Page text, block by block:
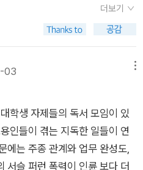
#미스터리 #소설리뷰 #소설추
먹기 #책리뷰 #책추천 #엘릭
이면 완전 뼈말라라고. 오십오
인데, 님 실수하신 겁니다. '풍
십오 킬로그램이 풍만하고 통통
ㅋㅋㅋㅋㅋㅋㅋㅋㅋㅋㅋㅋㅋㅋ
아 우리가 함께 즐길 수 있는 옛
데 진짜 극강의 행복이 ㅠㅠ 나
가 달리기를 하기로 했고 다들
, 남동생은 좀 더 쉬고 싶다고
나 강을 옆에 두고 달렸다. ㅋ
데 뛰면서 찍어가지고 그림자
ㅋㅋㅋㅋ크하하하호치민에서
숙소 와서 씻고 호텔 조식 먹고
은 하도 걸어서 안뛰어도 될 것
을 두려워하지 않을 수 있겠는
통스러운 곳이라 한다. 그렇다
을 것이다. 고다이지가 한눈에
, 그 구석방을 차지한 나는 그곳
어야 할 시간은 사라졌고, 다른
나는 날마다 먹고, 자고, 흐느껴
이라 부르는 건 알맞지 않은 것
날지도 모르는 무위였다...'바벨
하는 덧없는 자들의 성역입니다.
더보기
03
학생 자제들의 독서 모임이 있
인들이 겪는 지독한 일들이 연
에는 주종 관계와 업무 완성도,
서슬 퍼런 폭력이 인륜 보다 더